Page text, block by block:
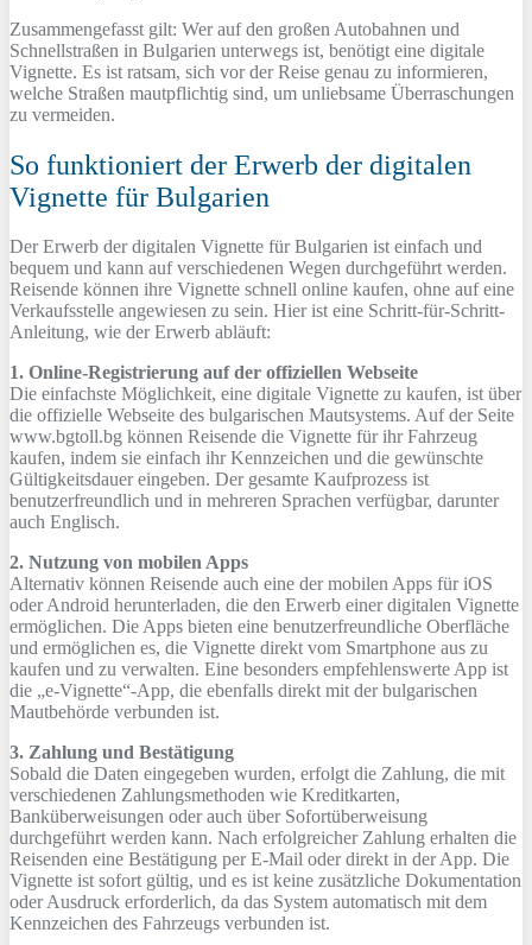
Zusammengefasst gilt: Wer auf den großen Autobahnen und
Schnellstraßen in Bulgarien unterwegs ist, benötigt eine digitale
Vignette. Es ist ratsam, sich vor der Reise genau zu informieren,
welche Straßen mautpflichtig sind, um unliebsame Überraschungen
zu vermeiden.
So funktioniert der Erwerb der digitalen
Vignette für Bulgarien
Der Erwerb der digitalen Vignette für Bulgarien ist einfach und
bequem und kann auf verschiedenen Wegen durchgeführt werden.
Reisende können ihre Vignette schnell online kaufen, ohne auf eine
Verkaufsstelle angewiesen zu sein. Hier ist eine Schritt-für-Schritt-
Anleitung, wie der Erwerb abläuft:
1. Online-Registrierung auf der offiziellen Webseite
Die einfachste Möglichkeit, eine digitale Vignette zu kaufen, ist über
die offizielle Webseite des bulgarischen Mautsystems. Auf der Seite
www.bgtoll.bg können Reisende die Vignette für ihr Fahrzeug
kaufen, indem sie einfach ihr Kennzeichen und die gewünschte
Gültigkeitsdauer eingeben. Der gesamte Kaufprozess ist
benutzerfreundlich und in mehreren Sprachen verfügbar, darunter
auch Englisch.
2. Nutzung von mobilen Apps
Alternativ können Reisende auch eine der mobilen Apps für iOS
oder Android herunterladen, die den Erwerb einer digitalen Vignette
ermöglichen. Die Apps bieten eine benutzerfreundliche Oberfläche
und ermöglichen es, die Vignette direkt vom Smartphone aus zu
kaufen und zu verwalten. Eine besonders empfehlenswerte App ist
die „e-Vignette“-App, die ebenfalls direkt mit der bulgarischen
Mautbehörde verbunden ist.
3. Zahlung und Bestätigung
Sobald die Daten eingegeben wurden, erfolgt die Zahlung, die mit
verschiedenen Zahlungsmethoden wie Kreditkarten,
Banküberweisungen oder auch über Sofortüberweisung
durchgeführt werden kann. Nach erfolgreicher Zahlung erhalten die
Reisenden eine Bestätigung per E-Mail oder direkt in der App. Die
Vignette ist sofort gültig, und es ist keine zusätzliche Dokumentation
oder Ausdruck erforderlich, da das System automatisch mit dem
Kennzeichen des Fahrzeugs verbunden ist.